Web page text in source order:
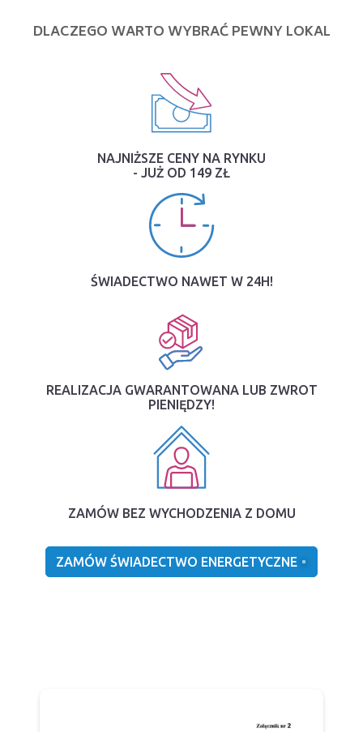
DLACZEGO WARTO WYBRAĆ PEWNY LOKAL
NAJNIŻSZE CENY NA RYNKU
- JUŻ OD 149 ZŁ
ŚWIADECTWO NAWET W 24H!
REALIZACJA GWARANTOWANA LUB ZWROT
PIENIĘDZY!
ZAMÓW BEZ WYCHODZENIA Z DOMU
ZAMÓW ŚWIADECTWO ENERGETYCZNE